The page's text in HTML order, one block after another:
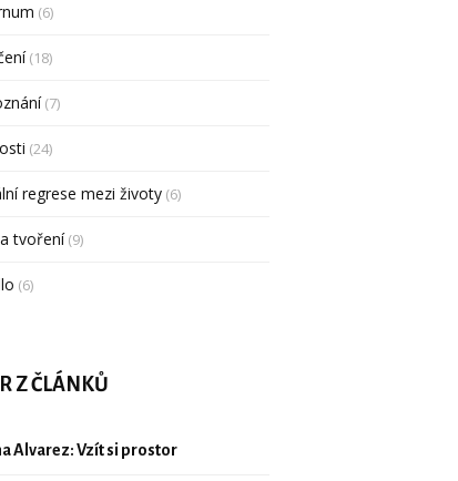
(6)
(18)
(7)
(24)
regrese mezi životy(6)
tvoření(9)
(6)
Z ČLÁNKŮ
Alvarez: Vzít si prostor